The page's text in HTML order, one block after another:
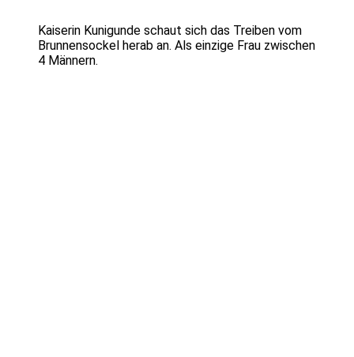
Kaiserin Kunigunde schaut sich das Treiben vom
Brunnensockel herab an. Als einzige Frau zwischen
4 Männern.